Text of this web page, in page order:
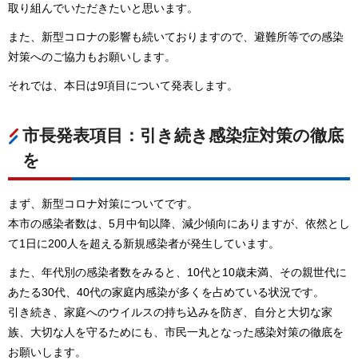
取り組んでいただきたいと思います。
また、新型コロナの影響も続いておりますので、避難所等での感染
対策へのご協力もお願いします。
それでは、本日は9項目について発表します。
市長発表項目：引き続き感染症対策の徹底
を
まず、新型コロナ対策についてです。
本市の感染者数は、5月中旬以降、減少傾向にありますが、依然とし
て1日に200人を超える新規感染者が発生しています。
また、年代別の感染者数をみると、10代と10歳未満、その親世代に
あたる30代、40代の家庭内感染が多くを占めている状況です。
引き続き、家庭へのウイルスの持ち込みを防ぎ、自分と大切な家
族、大切な人を守るためにも、市民一丸となった感染対策の徹底を
お願いします。